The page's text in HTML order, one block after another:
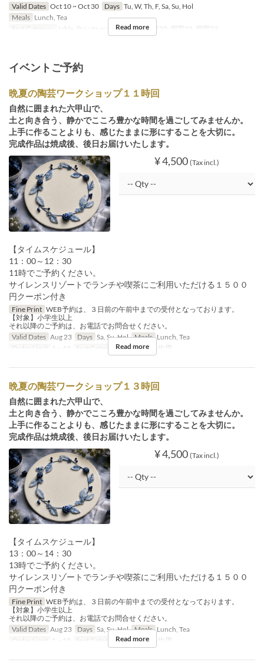
Valid Dates Oct 10 ~ Oct 30 Days Tu, W, Th, F, Sa, Su, Hol
Meals Lunch, Tea
Seat Category
table, Private room, 個室19, 個室20, 個室21, 個室22
Read more
イベントご予約
晩夏の陶芸ワークショップ１１時回
自然に囲まれた六甲山で、
土と向き合う、静かでこころ豊かな時間を過ごしてみませんか。
上手に作ることよりも、感じたままに形にすることを大切に。
完成作品は焼成後、後日お届けいたします。
¥ 4,500 (Tax incl.)
【タイムスケジュール】
11：00～12：30
11時でご予約ください。
サイレンスリゾートでランチや喫茶にご利用いただける１５００
円クーポン付き
Fine Print WEB予約は、３日前の午前中までの受付となっております。
【対象】小学生以上
それ以降のご予約は、お電話でお問合せください。
Valid Dates Aug 23 Days Sa, Su, Hol Meals Lunch, Tea
Order Limit
1 ~ 10 Seat Category イベント予約用
Read more
晩夏の陶芸ワークショップ１３時回
自然に囲まれた六甲山で、
土と向き合う、静かでこころ豊かな時間を過ごしてみませんか。
上手に作ることよりも、感じたままに形にすることを大切に。
完成作品は焼成後、後日お届けいたします。
¥ 4,500 (Tax incl.)
【タイムスケジュール】
13：00～14：30
13時でご予約ください。
サイレンスリゾートでランチや喫茶にご利用いただける１５００
円クーポン付き
Fine Print WEB予約は、３日前の午前中までの受付となっております。
【対象】小学生以上
それ以降のご予約は、お電話でお問合せください。
Valid Dates Aug 23 Days Sa, Su, Hol Meals Lunch, Tea
Order Limit
1 ~ 10 Seat Category イベント予約用
Read more